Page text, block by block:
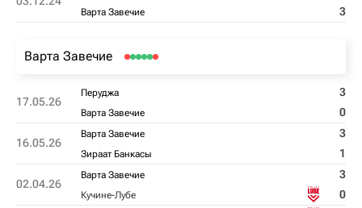
Варта Завечие 3
Варта Завечие
17.05.26
Перуджа 3
Варта Завечие 0
16.05.26
Варта Завечие 3
Зираат Банкасы 1
02.04.26
Варта Завечие 3
Кучине-Лубе 0